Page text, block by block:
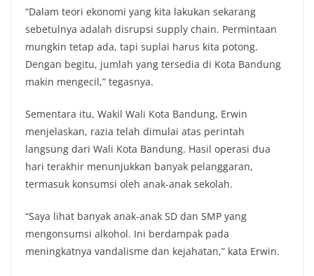
“Dalam teori ekonomi yang kita lakukan sekarang
sebetulnya adalah disrupsi supply chain. Permintaan
mungkin tetap ada, tapi suplai harus kita potong.
Dengan begitu, jumlah yang tersedia di Kota Bandung
makin mengecil,” tegasnya.
Sementara itu, Wakil Wali Kota Bandung, Erwin
menjelaskan, razia telah dimulai atas perintah
langsung dari Wali Kota Bandung. Hasil operasi dua
hari terakhir menunjukkan banyak pelanggaran,
termasuk konsumsi oleh anak-anak sekolah.
“Saya lihat banyak anak-anak SD dan SMP yang
mengonsumsi alkohol. Ini berdampak pada
meningkatnya vandalisme dan kejahatan,” kata Erwin.